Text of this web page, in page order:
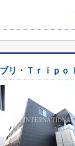
リ・Ｔｒｉｐ